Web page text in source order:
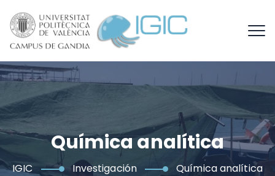
Química analítica
IGIC Investigación Química analítica